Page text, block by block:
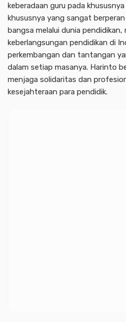
keberadaan guru pada
khususnya yang sangat
bangsa melalui dunia pendidikan,
keberlangsungan pendidikan di
perkembangan dan tantangan
dalam setiap masanya. Harinto
menjaga solidaritas dan
kesejahteraan para pendidik.